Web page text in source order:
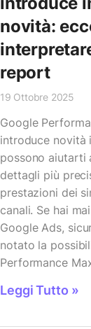
novità:
report
19 Ottobre 2025
Google
introduce novità
possono aiutarti
dettagli più
prestazioni dei
canali. Se hai
Google Ads,
notato la
Performance
Leggi Tutto »